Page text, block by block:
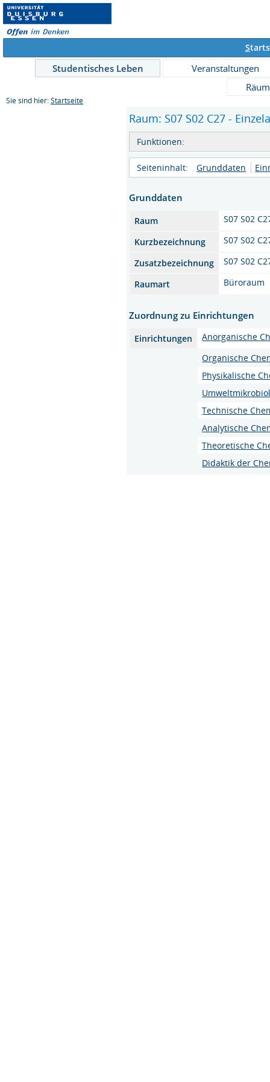
S
Studentisches Leben
Veranstaltungen
Sie sind hier: Startseite
Raum: S07 S02 C27 -
Funktionen:
Seiteninhalt: Grunddaten
Grunddaten
Raum
S07 S02
Kurzbezeichnung
S07 S02
Zusatzbezeichnung
S07 S02
Raumart
Büroraum
Zuordnung zu Einrichtungen
Einrichtungen
Anorganische
Organische
Physikalische
Technische
Analytische
Theoretische
Didaktik der